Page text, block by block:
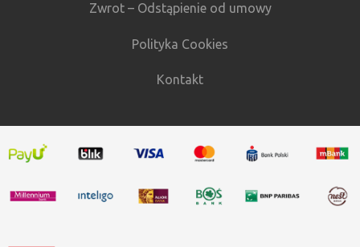
Zwrot – Odstąpienie od umowy
Polityka Cookies
Kontakt